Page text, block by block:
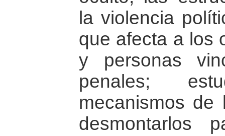
la violencia
que afecta a los
y personas
penales;
mecanismos
desmontarlos